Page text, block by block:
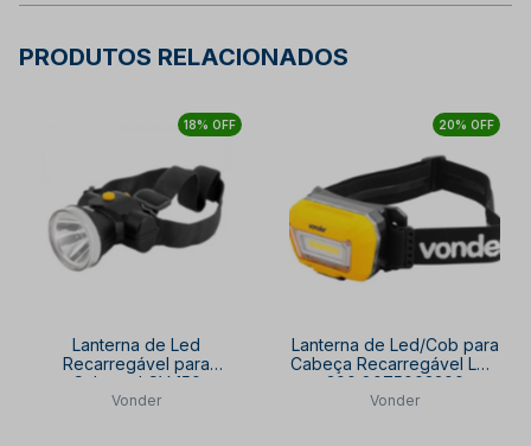
PRODUTOS RELACIONADOS
18% OFF
Lanterna de Led
Recarregável para
Cabeça LCV 150
8075003150 VONDER
Vonder
20% OFF
Lanterna de Led/Cob para
Cabeça Recarregável LCV
300 8075003300
VONDER
Vonder